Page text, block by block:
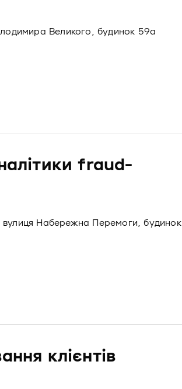
Великого, будинок 59а
fraud-
вулиця Набережна Перемоги, будинок
клієнтів